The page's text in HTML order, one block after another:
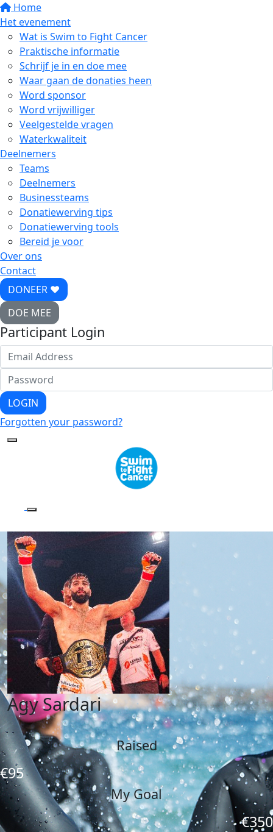
Home
Het evenement
Wat is Swim to Fight Cancer
Praktische informatie
Schrijf je in en doe mee
Waar gaan de donaties heen
Word sponsor
Word vrijwilliger
Veelgestelde vragen
Waterkwaliteit
Deelnemers
Teams
Deelnemers
Businessteams
Donatiewerving tips
Donatiewerving tools
Bereid je voor
Over ons
Contact
DONEER ♥
DOE MEE
Participant Login
LOGIN
Forgotten your password?
Agy Sardari
Raised
€95
My Goal
€350